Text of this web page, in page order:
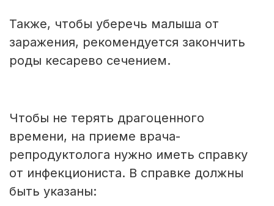
Также, чтобы уберечь малыша от
заражения, рекомендуется закончить
роды кесарево сечением.
Чтобы не терять драгоценного
времени, на приеме врача-
репродуктолога нужно иметь справку
от инфекциониста. В справке должны
быть указаны: